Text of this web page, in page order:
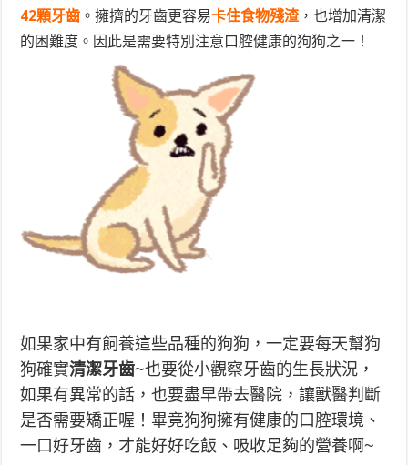
42顆牙齒 。擁擠的牙齒更容易卡住食物殘渣 ，也增加清潔
的困難度。因此是需要特別注意口腔健康的狗狗之一！
如果家中有飼養這些品種的狗狗，一定要每天幫狗
狗確實清潔牙齒~也要從小觀察牙齒的生長狀況，
如果有異常的話，也要盡早帶去醫院，讓獸醫判斷
是否需要矯正喔！畢竟狗狗擁有健康的口腔環境、
一口好牙齒，才能好好吃飯、吸收足夠的營養啊~